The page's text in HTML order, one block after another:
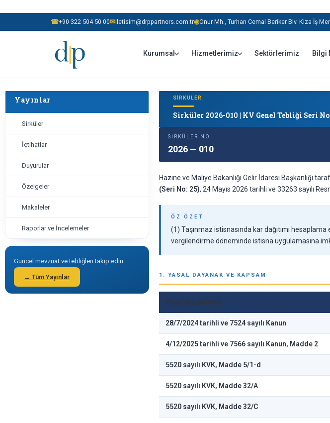
☎+90 322 504 50 00✉iletisim@drppartners.com.tr◉Onur Mh., Turhan Cemal Beriker Blv. Kiza İş
Kurumsal Hizmetlerimiz Sektörlerimiz Bilgi
Sirküler 2026-010 | KV Genel Tebliği Seri
Yayınlar
Sirküler
İçtihatlar
Duyurular
Özelgeler
Makaleler
Raporlar ve İncelemeler
Güncel mevzuat ve tebliğleri takip edin.
← Tüm Yayınlar
SIRKÜLER NO
2026 — 010
Hazine ve Maliye Bakanlığı Gelir İdaresi Başkanlığı
(Seri No: 25), 24 Mayıs 2026 tarihli ve 33263 sayılı
ÖZ ÖZET
(1) Taşınmaz istisnasında kar dağıtımı
vergilendirme döneminde istisna uygulamasına
1. YASAL DAYANAK VE KAPSAM
Yasal Düzenleme
28/7/2024 tarihli ve 7524 sayılı Kanun
4/12/2025 tarihli ve 7566 sayılı Kanun, Madde 2
5520 sayılı KVK, Madde 5/1-d
5520 sayılı KVK, Madde 32/A
5520 sayılı KVK, Madde 32/C